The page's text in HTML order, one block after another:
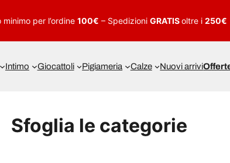
minimo per l’ordine 100€ – Spedizioni GRATISoltre i 250€
Intimo Giocattoli Pigiameria Calze Nuovi arrivi
Sfoglia le categorie